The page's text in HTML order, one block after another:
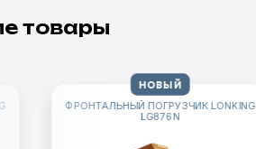
товары
НОВЫЙ
ФРОНТАЛЬНЫЙ ПОГРУЗЧИК LONKING
LG876N